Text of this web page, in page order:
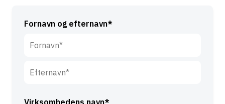
Fornavn og efternavn*
nf